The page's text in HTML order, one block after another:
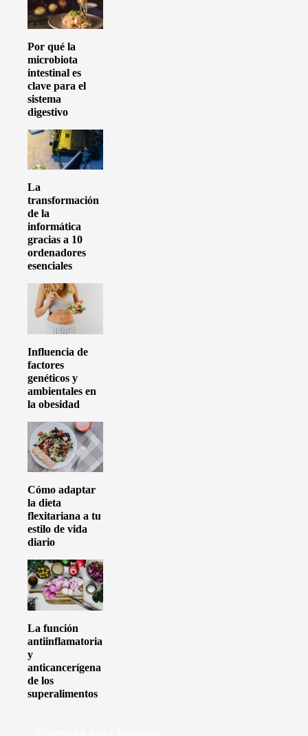
Por qué la
microbiota
intestinal es
clave para el
sistema
digestivo
La
transformación
de la
informática
gracias a 10
ordenadores
esenciales
Influencia de
factores
genéticos y
ambientales en
la obesidad
Cómo adaptar
la dieta
flexitariana a tu
estilo de vida
diario
La función
antiinflamatoria
y
anticancerígena
de los
superalimentos